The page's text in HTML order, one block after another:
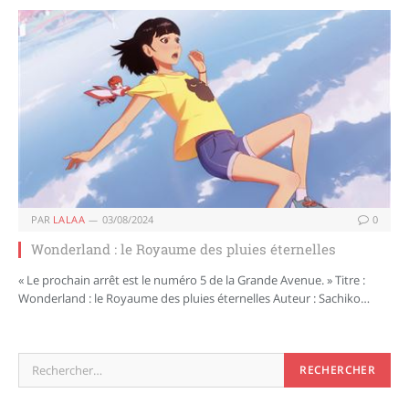
PAR LALAA 03/08/2024 0
Wonderland : le Royaume des pluies éternelles
« Le prochain arrêt est le numéro 5 de la Grande Avenue. » Titre :
Wonderland : le Royaume des pluies éternelles Auteur : Sachiko…